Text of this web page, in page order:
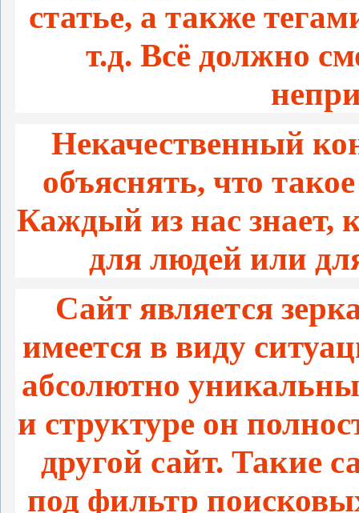
статье, а также
т.д. Всё должно
Некачественный
объяснять, что
Каждый из нас знает,
для людей или
Сайт является
имеется в виду
абсолютно
и структуре он
другой сайт. Такие
под фильтр